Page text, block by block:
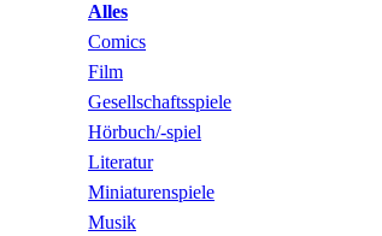
Alles
Comics
Film
Gesellschaftsspiele
Hörbuch/-spiel
Literatur
Miniaturenspiele
Musik